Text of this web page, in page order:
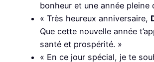
bonheur et une année pleine
« Très heureux anniversaire,
Que cette nouvelle année
santé et prospérité. »
« En ce jour spécial, je te